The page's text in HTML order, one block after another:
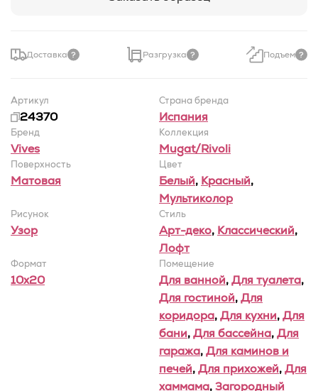
Доставка Разгрузка Подъем
Артикул
24370
Страна бренда
Испания
Бренд
Vives
Коллекция
Mugat/Rivoli
Поверхность
Матовая
Цвет
Белый, Красный,
Мультиколор
Рисунок
Узор
Стиль
Арт-деко, Классический,
Лофт
Формат
10x20
Помещение
Для ванной,Для туалета,
Для гостиной,Для
коридора,Для кухни,Для
бани,Для бассейна,Для
гаража,Для каминов и
печей,Для прихожей,Для
хаммама,Загородный